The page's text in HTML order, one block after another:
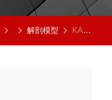
解剖模型 KAH2001-4人体骨骼附肌肉起止点着色模型